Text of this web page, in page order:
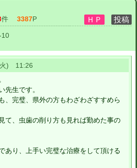
件 3387P
10
) 11:26
先生です。
、完璧、県外の方もわざわざすすめら
て、虫歯の削り方も見れば勤めた事の
あり、上手い完璧な治療をして頂ける